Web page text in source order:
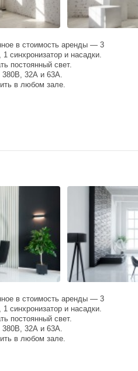
в стоимость аренды — 3
синхронизатор и насадки.
постоянный свет.
32А и 63А.
в любом зале.
в стоимость аренды — 3
синхронизатор и насадки.
постоянный свет.
32А и 63А.
в любом зале.
постоянный свет.